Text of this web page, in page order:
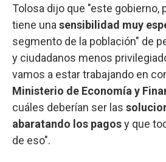
Tolosa dijo que "este gobierno,
tiene unasensibilidad muy
segmento de la población" de
y ciudadanos menos
vamos a estar trabajando en
Ministerio de Economía y
cuáles deberían ser las
abaratando los pagosy que
de eso".